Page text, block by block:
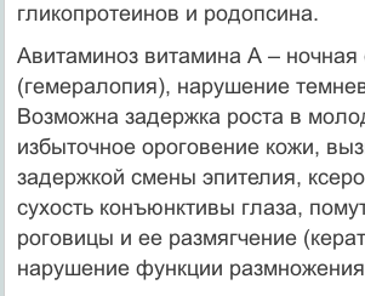
гликопротеинов и родопсина.
Авитаминоз витамина А – ночная
(гемералопия), нарушение
Возможна задержка роста в
избыточное ороговение кожи,
задержкой смены эпителия,
сухость конъюнктивы глаза,
роговицы и ее размягчение
нарушение функции